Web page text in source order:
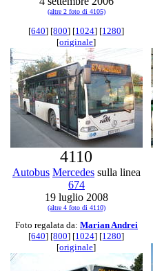
(altre 2 foto di 4105)
[640] [800] [1024] [1280]
[originale]
4110
Autobus Mercedes sulla linea
674
19 luglio 2008
(altre 4 foto di 4110)
Foto regalata da: Marian Andrei
[640] [800] [1024] [1280]
[originale]